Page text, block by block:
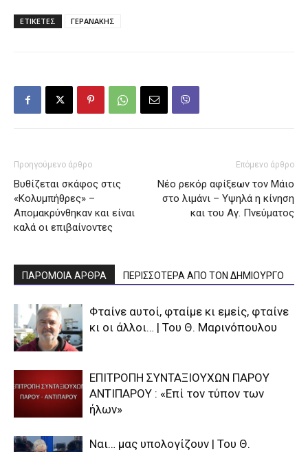
ΕΤΙΚΕΤΕΣ ΓΕΡΑΝΑΚΗΣ
Προηγούμενο άρθρο
Βυθίζεται σκάφος στις
«Κολυμπήθρες» –
Απομακρύνθηκαν και είναι
καλά οι επιβαίνοντες
Επόμενο άρθρο
Νέο ρεκόρ αφίξεων τον Μάιο
στο λιμάνι – Υψηλά η κίνηση
και του Αγ. Πνεύματος
ΠΑΡΟΜΟΙΑ ΑΡΘΡΑ ΠΕΡΙΣΣΟΤΕΡΑ ΑΠΟ ΤΟΝ ΔΗΜΙΟΥΡΓΟ
Φταίνε αυτοί, φταίμε κι εμείς, φταίνε
κι οι άλλοι… | Του Θ. Μαρινόπουλου
ΕΠΙΤΡΟΠΗ ΣΥΝΤΑΞΙΟΥΧΩΝ ΠΑΡΟΥ
ΑΝΤΙΠΑΡΟΥ : «Επί τον τύπον των
ήλων»
Ναι… μας υπολογίζουν | Του Θ.